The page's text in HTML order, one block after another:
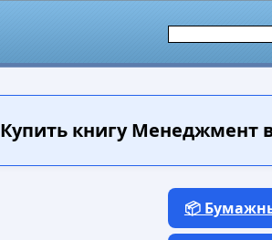
Купить книгуМенеджмент в
📦